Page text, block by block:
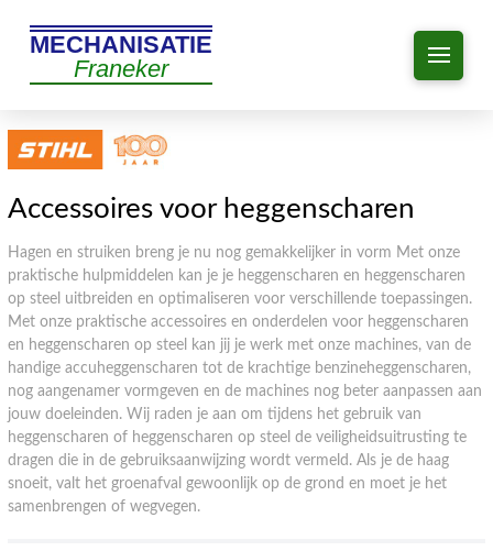
MECHANISATIE
Franeker
Accessoires voor heggenscharen
Hagen en struiken breng je nu nog gemakkelijker in vorm Met onze
praktische hulpmiddelen kan je je heggenscharen en heggenscharen
op steel uitbreiden en optimaliseren voor verschillende toepassingen.
Met onze praktische accessoires en onderdelen voor heggenscharen
en heggenscharen op steel kan jij je werk met onze machines, van de
handige accuheggenscharen tot de krachtige benzineheggenscharen,
nog aangenamer vormgeven en de machines nog beter aanpassen aan
jouw doeleinden. Wij raden je aan om tijdens het gebruik van
heggenscharen of heggenscharen op steel de veiligheidsuitrusting te
dragen die in de gebruiksaanwijzing wordt vermeld. Als je de haag
snoeit, valt het groenafval gewoonlijk op de grond en moet je het
samenbrengen of wegvegen.